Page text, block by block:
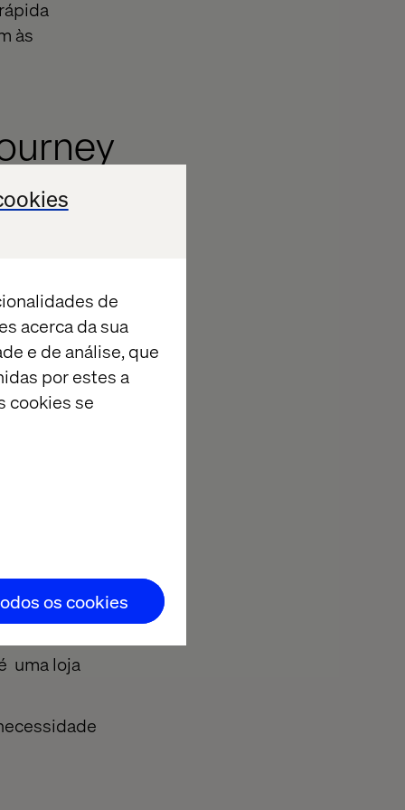
de
acerca da sua
e de análise, que
por estes a
cookies se
os cookies
às
los melhor,
de
de
ao
online
uma loja